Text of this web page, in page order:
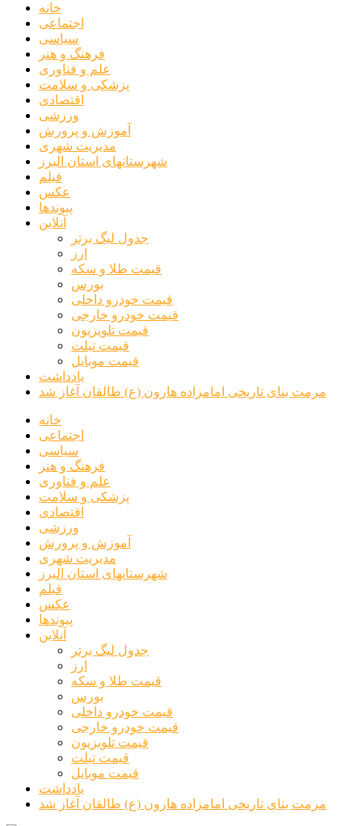
خانه
اجتماعی
سیاسی
فرهنگ و هنر
علم و فناوری
پزشکی و سلامت
اقتصادی
ورزشی
آموزش و پرورش
مدیریت شهری
شهرستانهای استان البرز
فیلم
عکس
پیوندها
آنلاین
جدول لیگ برتر
ارز
قیمت طلا و سکه
بورس
قیمت خودرو داخلی
قیمت خودرو خارجی
قیمت تلویزیون
قیمت تبلت
قیمت موبایل
یادداشت
مرمت بنای تاریخی امامزاده هارون (ع) طالقان آغاز شد
خانه
اجتماعی
سیاسی
فرهنگ و هنر
علم و فناوری
پزشکی و سلامت
اقتصادی
ورزشی
آموزش و پرورش
مدیریت شهری
شهرستانهای استان البرز
فیلم
عکس
پیوندها
آنلاین
جدول لیگ برتر
ارز
قیمت طلا و سکه
بورس
قیمت خودرو داخلی
قیمت خودرو خارجی
قیمت تلویزیون
قیمت تبلت
قیمت موبایل
یادداشت
مرمت بنای تاریخی امامزاده هارون (ع) طالقان آغاز شد